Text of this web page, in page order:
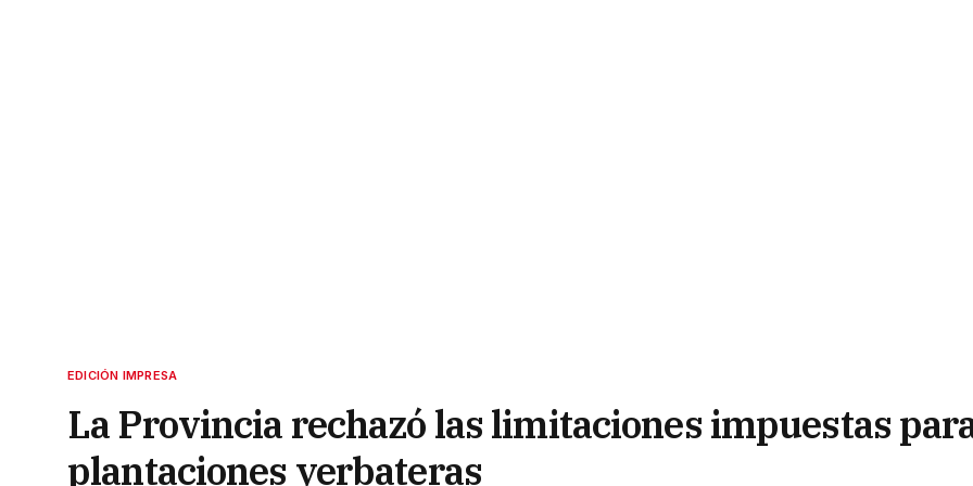
EDICIÓN IMPRESA
La Provincia rechazó las limitaciones impuestas
plantaciones yerbateras